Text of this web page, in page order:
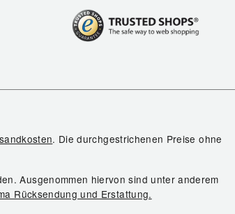
. Die durchgestrichenen Preise ohne
Ausgenommen hiervon sind unter anderem
Rücksendung und Erstattung.